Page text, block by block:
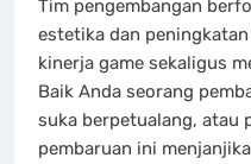
Tim pengembangan
estetika dan
kinerja game sekaligus
Baik Anda seorang
suka berpetualang, atau
pembaruan ini